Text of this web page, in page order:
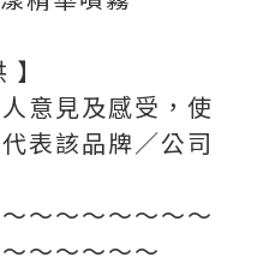
意見及感受，使
表該品牌／公司
～～～～～～～
～～～～～